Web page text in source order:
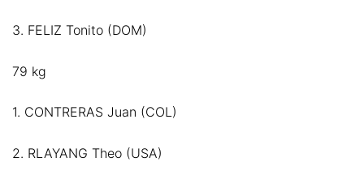
3. FELIZ Tonito (DOM)
79 kg
1. CONTRERAS Juan (COL)
2. RLAYANG Theo (USA)